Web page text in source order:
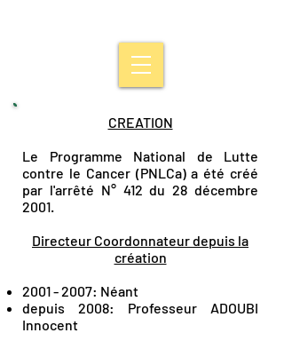
CREATION
Le Programme National de Lutte
contre le Cancer (PNLCa) a été créé
par l'arrêté N° 412 du 28 décembre
2001.
Directeur Coordonnateur depuis la
création
2001 - 2007: Néant
depuis 2008: Professeur ADOUBI
Innocent